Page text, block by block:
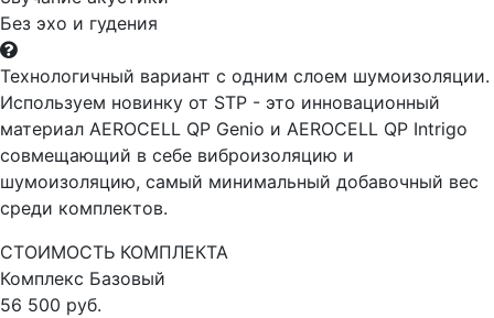
Без эхо и гудения
Технологичный вариант с одним слоем шумоизоляции.
Используем новинку от STP - это инновационный
материал AEROCELL QP Genio и AEROCELL QP Intrigo
совмещающий в себе виброизоляцию и
шумоизоляцию, самый минимальный добавочный вес
среди комплектов.
СТОИМОСТЬ КОМПЛЕКТА
Комплекс Базовый
56 500 руб.